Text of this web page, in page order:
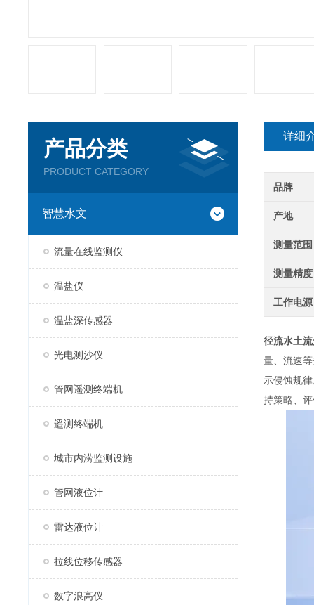
产品分类
PRODUCT CATEGORY
智慧水文
流量在线监测仪
温盐仪
温盐深传感器
光电测沙仪
管网遥测终端机
遥测终端机
城市内涝监测设施
管网液位计
雷达液位计
拉线位移传感器
数字浪高仪
详细
品牌
产地
测量范围
测量精度
工作电源
径流水土
量、流速
示侵蚀规
持策略、